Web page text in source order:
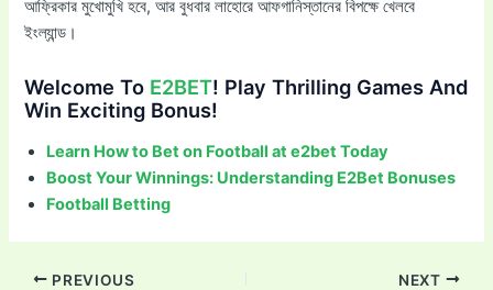
আফ্রিকার মুখোমুখি হবে, আর বুধবার লাহোরে আফগানিস্তানের বিপক্ষে খেলবে
ইংল্যান্ড।
Welcome To E2BET! Play Thrilling Games And
Win Exciting Bonus!
Learn How to Bet on Football at e2bet Today
Boost Your Winnings: Understanding E2Bet Bonuses
Football Betting
Post
PREVIOUS NEXT